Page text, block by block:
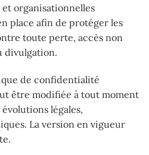
organisationnelles
place afin de protéger les
toute perte, accès non
divulgation.
de confidentialité
être modifiée à tout moment
légales,
La version en vigueur